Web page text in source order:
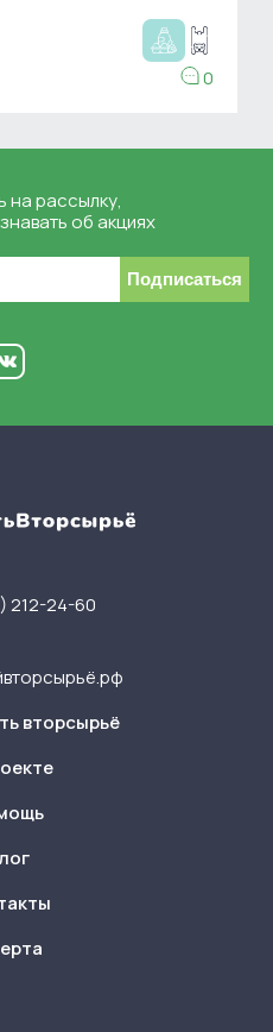
0
на рассылку,
об акциях
Подписаться
212-24-60
вторсырьё